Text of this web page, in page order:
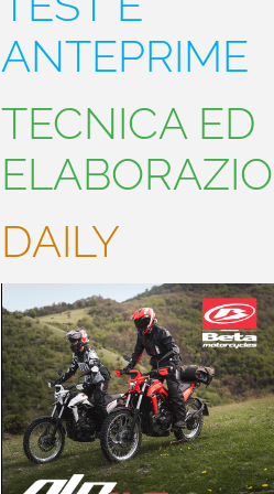
ANTEPRIME
TECNICA ED
DAILY